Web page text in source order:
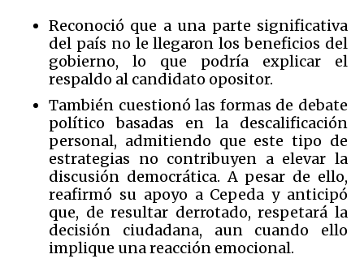
Reconoció que a una parte significativa
del país no le llegaron los beneficios del
gobierno, lo que podría explicar el
respaldo al candidato opositor.
También cuestionó las formas de debate
político basadas en la descalificación
personal, admitiendo que este tipo de
estrategias no contribuyen a elevar la
discusión democrática. A pesar de ello,
reafirmó su apoyo a Cepeda y anticipó
que, de resultar derrotado, respetará la
decisión ciudadana, aun cuando ello
implique una reacción emocional.